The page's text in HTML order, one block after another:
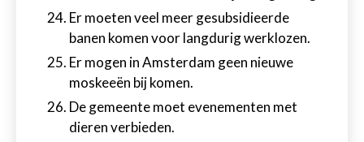
Er moeten veel meer gesubsidieerde
banen komen voor langdurig werklozen.
Er mogen in Amsterdam geen nieuwe
moskeeën bij komen.
De gemeente moet evenementen met
dieren verbieden.